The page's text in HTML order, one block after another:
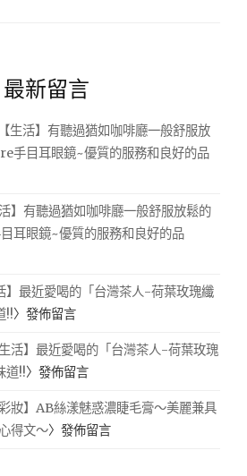
最新留言
【生活】有聽過猶如咖啡廳一般舒服放
手目耳眼鏡~優質的服務和良好的品
活】有聽過猶如咖啡廳一般舒服放鬆的
耳眼鏡~優質的服務和良好的品
】最近愛喝的「台灣茶人-荷葉玫瑰纖
!!〉發佈留言
生活】最近愛喝的「台灣茶人-荷葉玫瑰
道!!〉發佈留言
彩妝】AB絲漾魅惑濃睫毛膏～美麗兼具
得文～〉發佈留言